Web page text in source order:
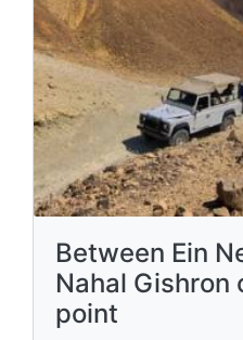
Between Ein
Nahal Gishron
point